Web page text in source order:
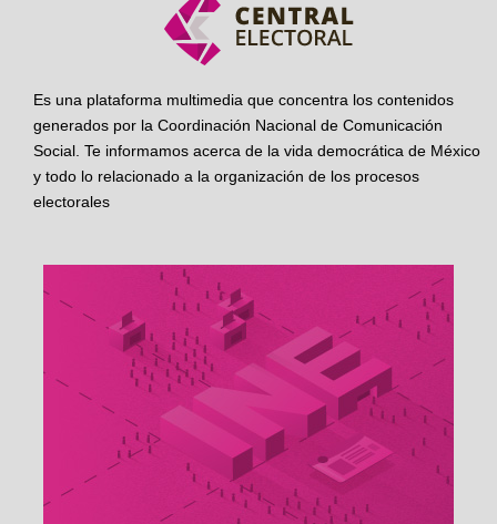
Es una plataforma multimedia que concentra los contenidos
generados por la Coordinación Nacional de Comunicación
Social. Te informamos acerca de la vida democrática de México
y todo lo relacionado a la organización de los procesos
electorales